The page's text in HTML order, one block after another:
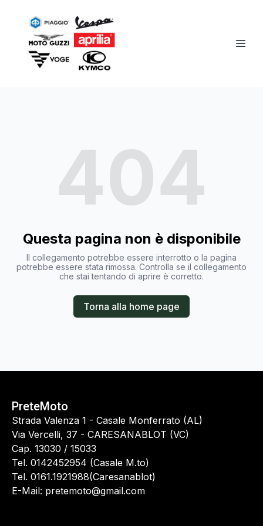
404
Questa pagina non è disponibile
Il collegamento potrebbe essere interrotto o la pagina
potrebbe essere stata rimossa. Controlla se il collegamento
che stai tentando di aprire è corretto.
Torna alla home page
PreteMoto
Strada Valenza 1 - Casale Monferrato (AL)
Via Vercelli, 37 - CARESANABLOT (VC)
Cap. 13030 / 15033
Tel. 0142452954 (Casale M.to)
Tel. 0161.1921988(Caresanablot)
E-Mail: pretemoto@gmail.com